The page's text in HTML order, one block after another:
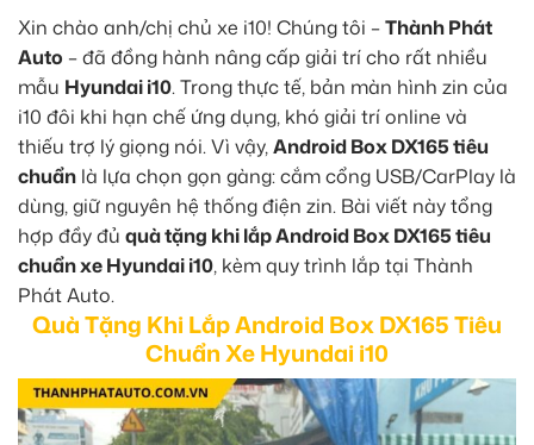
Xin chào anh/chị chủ xe i10! Chúng tôi –Thành Phát
Auto – đã đồng hành nâng cấp giải trí cho rất nhiều
mẫu Hyundai i10. Trong thực tế, bản màn hình zin của
i10 đôi khi hạn chế ứng dụng, khó giải trí online và
thiếu trợ lý giọng nói. Vì vậy,Android Box DX165 tiêu
chuẩn là lựa chọn gọn gàng: cắm cổng USB/CarPlay là
dùng, giữ nguyên hệ thống điện zin. Bài viết này tổng
hợp đầy đủ quà tặng khi lắp Android Box DX165 tiêu
chuẩn xe Hyundai i10, kèm quy trình lắp tại Thành
Phát Auto.
Quà Tặng Khi Lắp Android Box DX165 Tiêu
Chuẩn Xe Hyundai i10